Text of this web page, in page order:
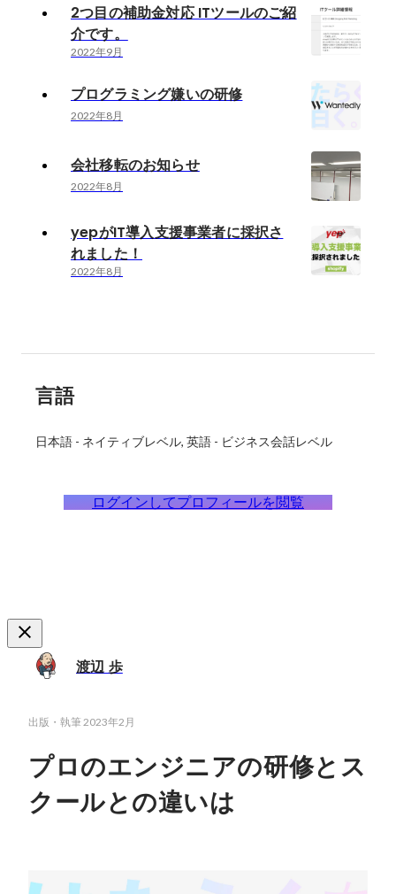
2つ目の補助金対応 ITツールのご紹
介です。
2022年9月
プログラミング嫌いの研修
2022年8月
会社移転のお知らせ
2022年8月
yepがIT導入支援事業者に採択さ
れました！
2022年8月
言語
日本語 - ネイティブレベル 英語 - ビジネス会話レベル
ログインしてプロフィールを閲覧
渡辺 歩
出版・執筆2023年2月
プロのエンジニアの研修とス
クールとの違いは